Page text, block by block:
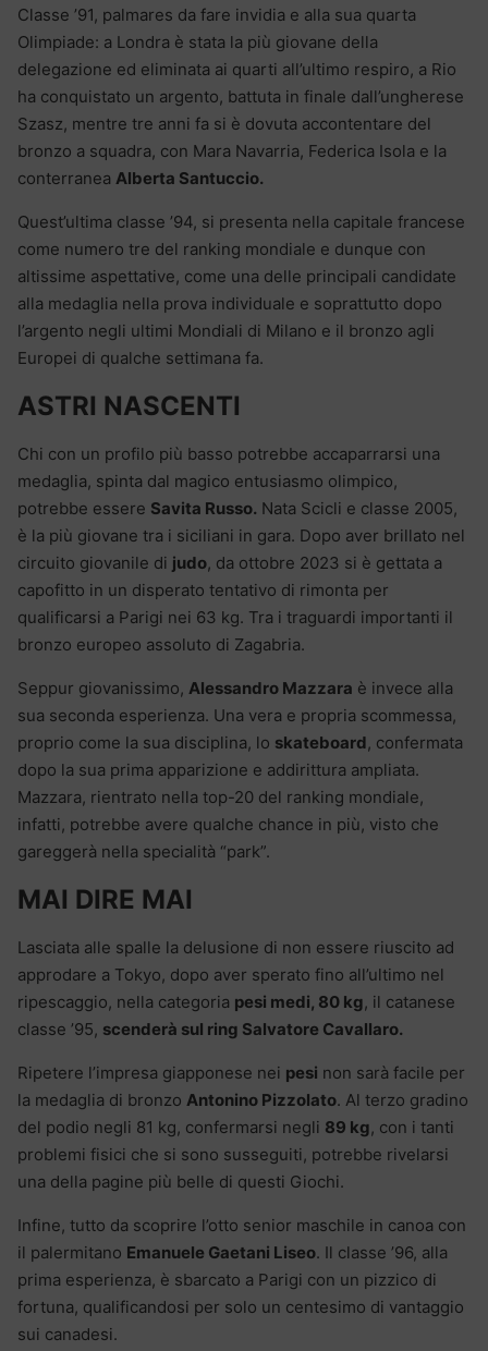
Classe ’91, palmares da fare invidia e alla sua quarta
Olimpiade: a Londra è stata la più giovane della
delegazione ed eliminata ai quarti all’ultimo respiro, a Rio
ha conquistato un argento, battuta in finale dall’ungherese
Szasz, mentre tre anni fa si è dovuta accontentare del
bronzo a squadra, con Mara Navarria, Federica Isola e la
conterranea Alberta Santuccio.
Quest’ultima classe ’94, si presenta nella capitale francese
come numero tre del ranking mondiale e dunque con
altissime aspettative, come una delle principali candidate
alla medaglia nella prova individuale e soprattutto dopo
l’argento negli ultimi Mondiali di Milano e il bronzo agli
Europei di qualche settimana fa.
ASTRI NASCENTI
Chi con un profilo più basso potrebbe accaparrarsi una
medaglia, spinta dal magico entusiasmo olimpico,
potrebbe essere Savita Russo. Nata Scicli e classe 2005,
è la più giovane tra i siciliani in gara. Dopo aver brillato nel
circuito giovanile di judo, da ottobre 2023 si è gettata a
capofitto in un disperato tentativo di rimonta per
qualificarsi a Parigi nei 63 kg. Tra i traguardi importanti il
bronzo europeo assoluto di Zagabria.
Seppur giovanissimo, Alessandro Mazzara è invece alla
sua seconda esperienza. Una vera e propria scommessa,
proprio come la sua disciplina, lo skateboard, confermata
dopo la sua prima apparizione e addirittura ampliata.
Mazzara, rientrato nella top-20 del ranking mondiale,
infatti, potrebbe avere qualche chance in più, visto che
gareggerà nella specialità “park”.
MAI DIRE MAI
Lasciata alle spalle la delusione di non essere riuscito ad
approdare a Tokyo, dopo aver sperato fino all’ultimo nel
ripescaggio, nella categoria pesi medi, 80 kg, il catanese
classe ’95, scenderà sul ring Salvatore Cavallaro.
Ripetere l’impresa giapponese nei pesi non sarà facile per
la medaglia di bronzo Antonino Pizzolato. Al terzo gradino
del podio negli 81 kg, confermarsi negli 89 kg, con i tanti
problemi fisici che si sono susseguiti, potrebbe rivelarsi
una della pagine più belle di questi Giochi.
Infine, tutto da scoprire l’otto senior maschile in canoa con
il palermitano Emanuele Gaetani Liseo. Il classe ’96, alla
prima esperienza, è sbarcato a Parigi con un pizzico di
fortuna, qualificandosi per solo un centesimo di vantaggio
sui canadesi.